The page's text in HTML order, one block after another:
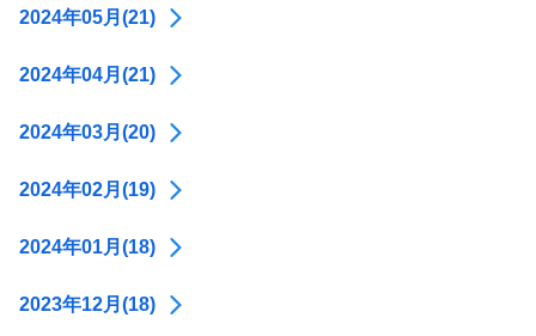
2024年05月(21)
2024年04月(21)
2024年03月(20)
2024年02月(19)
2024年01月(18)
2023年12月(18)